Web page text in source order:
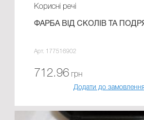
Корисні речі
ФАРБА ВІД СКОЛІВ ТА
Арт. 177516902
712.96 грн
Додати до